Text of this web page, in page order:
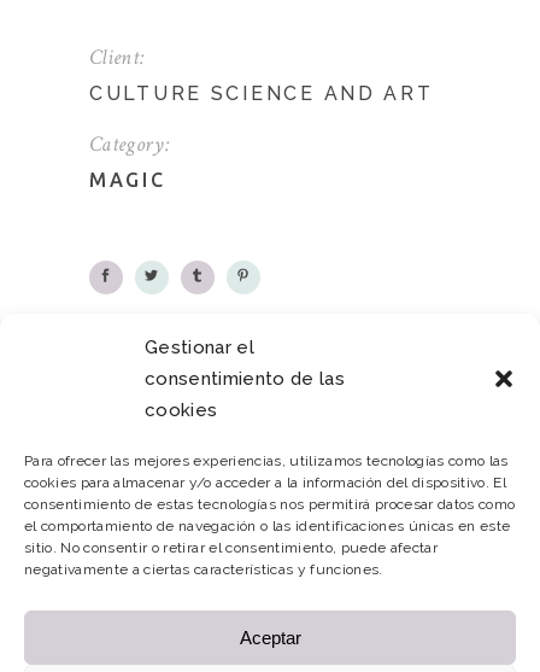
Gestionar el
consentimiento de las
cookies
Para ofrecer las mejores experiencias, utilizamos tecnologías como las
cookies para almacenar y/o acceder a la información del dispositivo. El
consentimiento de estas tecnologías nos permitirá procesar datos como
el comportamiento de navegación o las identificaciones únicas en este
sitio. No consentir o retirar el consentimiento, puede afectar
negativamente a ciertas características y funciones.
Aceptar
Client:
CULTURE SCIENCE AND ART
Category:
MAGIC
PREVIOUS